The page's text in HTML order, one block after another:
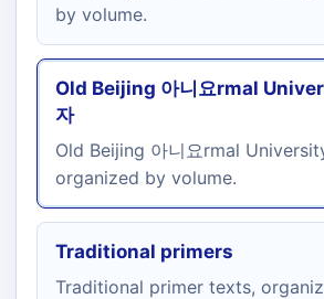
by volume.
Old Beijing 아니요rmal
자
Old Beijing 아니요rmal
organized by volume.
Traditional primers
Traditional primer texts,